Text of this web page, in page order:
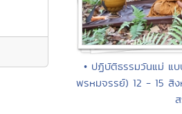
• ปฏิบัติธรรมวันแม่ แบ
พรหมจรรย์) 12 - 15